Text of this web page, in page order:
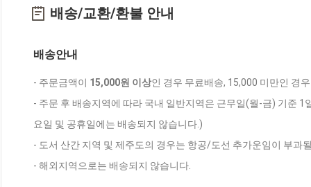
배송/교환/환불 안내
배송안내
- 주문금액이 15,000원 이상인 경우 무료배송, 15,000 미만인 경
- 주문 후 배송지역에 따라 국내 일반지역은 근무일(월-금) 기준
요일 및 공휴일에는 배송되지 않습니다.)
- 도서 산간 지역 및 제주도의 경우는 항공/도선 추가운임이 부과
- 해외지역으로는 배송되지 않습니다.